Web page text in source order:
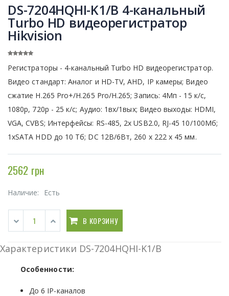
DS-7204HQHI-K1/B 4-канальный
Turbo HD видеорегистратор
Hikvision
Регистраторы - 4-канальный Turbo HD видеорегистратор.
Видео стандарт: Аналог и HD-TV, AHD, IP камеры; Видео
сжатие H.265 Pro+/H.265 Pro/H.265; Запись: 4Мп - 15 к/с,
1080p, 720р - 25 к/с; Аудио: 1вх/1вых; Видео выходы: HDMI,
VGA, CVBS; Интерфейсы: RS-485, 2x USB2.0, RJ-45 10/100Mб;
1xSATA HDD до 10 Тб; DC 12В/6Вт, 260 х 222 х 45 мм.
2562 грн
Наличие: Есть
В КОРЗИНУ
Характеристики DS-7204HQHI-K1/B
Особенности:
До 6 IP-каналов